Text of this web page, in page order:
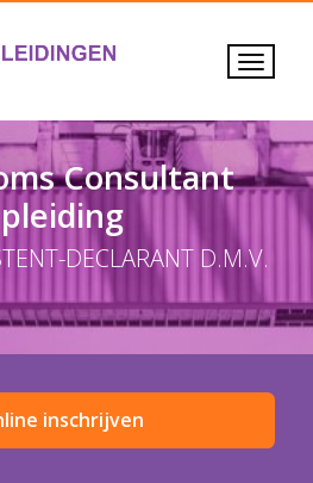
Consultant
DECLARANT D.M.V.
Customs ConsultantDagopleiding
inschrijven